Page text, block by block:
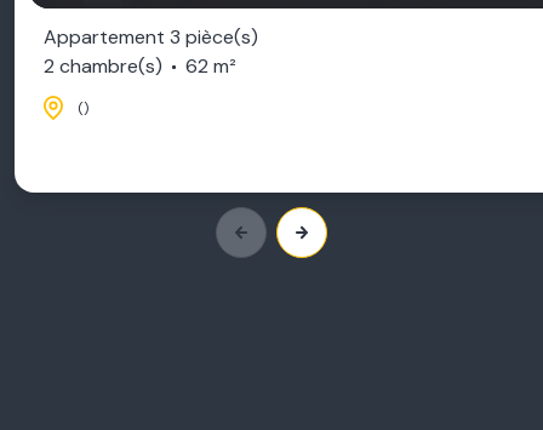
Appartement 3 pièce(s)
2 chambre(s)
62 m²
()